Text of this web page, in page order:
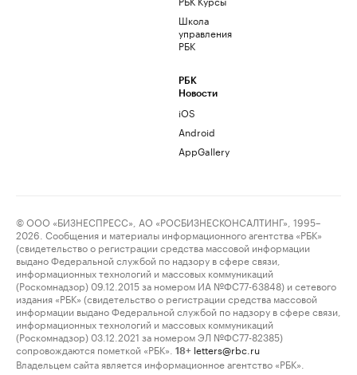
Школа
управления
РБК
РБК
Новости
iOS
Android
AppGallery
© ООО «БИЗНЕСПРЕСС», АО «РОСБИЗНЕСКОНСАЛТИНГ», 1995–
2026. Сообщения и материалы информационного агентства «РБК»
(свидетельство о регистрации средства массовой информации
выдано Федеральной службой по надзору в сфере связи,
информационных технологий и массовых коммуникаций
(Роскомнадзор) 09.12.2015 за номером ИА №ФС77-63848) и сетевого
издания «РБК» (свидетельство о регистрации средства массовой
информации выдано Федеральной службой по надзору в сфере связи,
информационных технологий и массовых коммуникаций
(Роскомнадзор) 03.12.2021 за номером ЭЛ №ФС77-82385)
сопровождаются пометкой «РБК».
18+ letters@rbc.ru
Владельцем сайта является информационное агентство «РБК».